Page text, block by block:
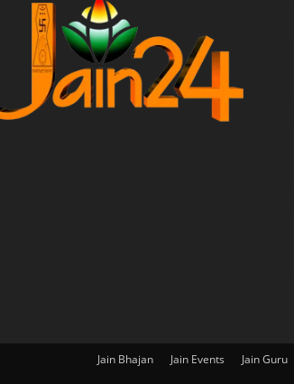
Jain Bhajan Jain Events Jain Guru